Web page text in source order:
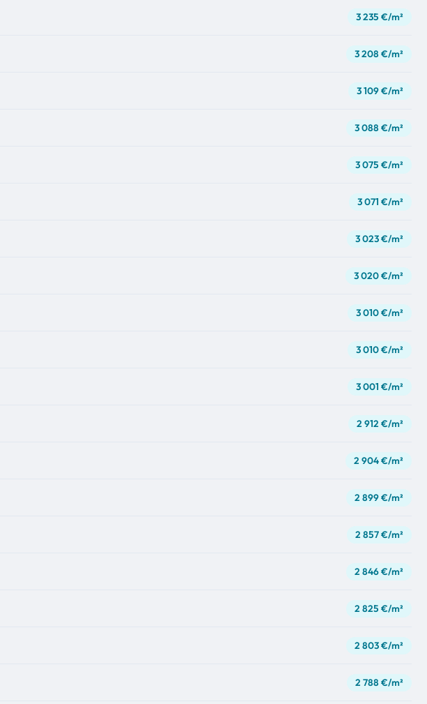
3 235 €/m²
3 208 €/m²
3 109 €/m²
3 088 €/m²
3 075 €/m²
3 071 €/m²
3 023 €/m²
3 020 €/m²
3 010 €/m²
3 010 €/m²
3 001 €/m²
2 912 €/m²
2 904 €/m²
2 899 €/m²
2 857 €/m²
2 846 €/m²
2 825 €/m²
2 803 €/m²
2 788 €/m²